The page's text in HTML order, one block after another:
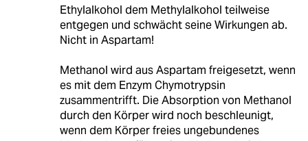
Ethylalkohol dem Methylalkohol teilweise
entgegen und schwächt seine Wirkungen ab.
Nicht in Aspartam!
Methanol wird aus Aspartam freigesetzt, wenn
es mit dem Enzym Chymotrypsin
zusammentrifft. Die Absorption von Methanol
durch den Körper wird noch beschleunigt,
wenn dem Körper freies ungebundenes